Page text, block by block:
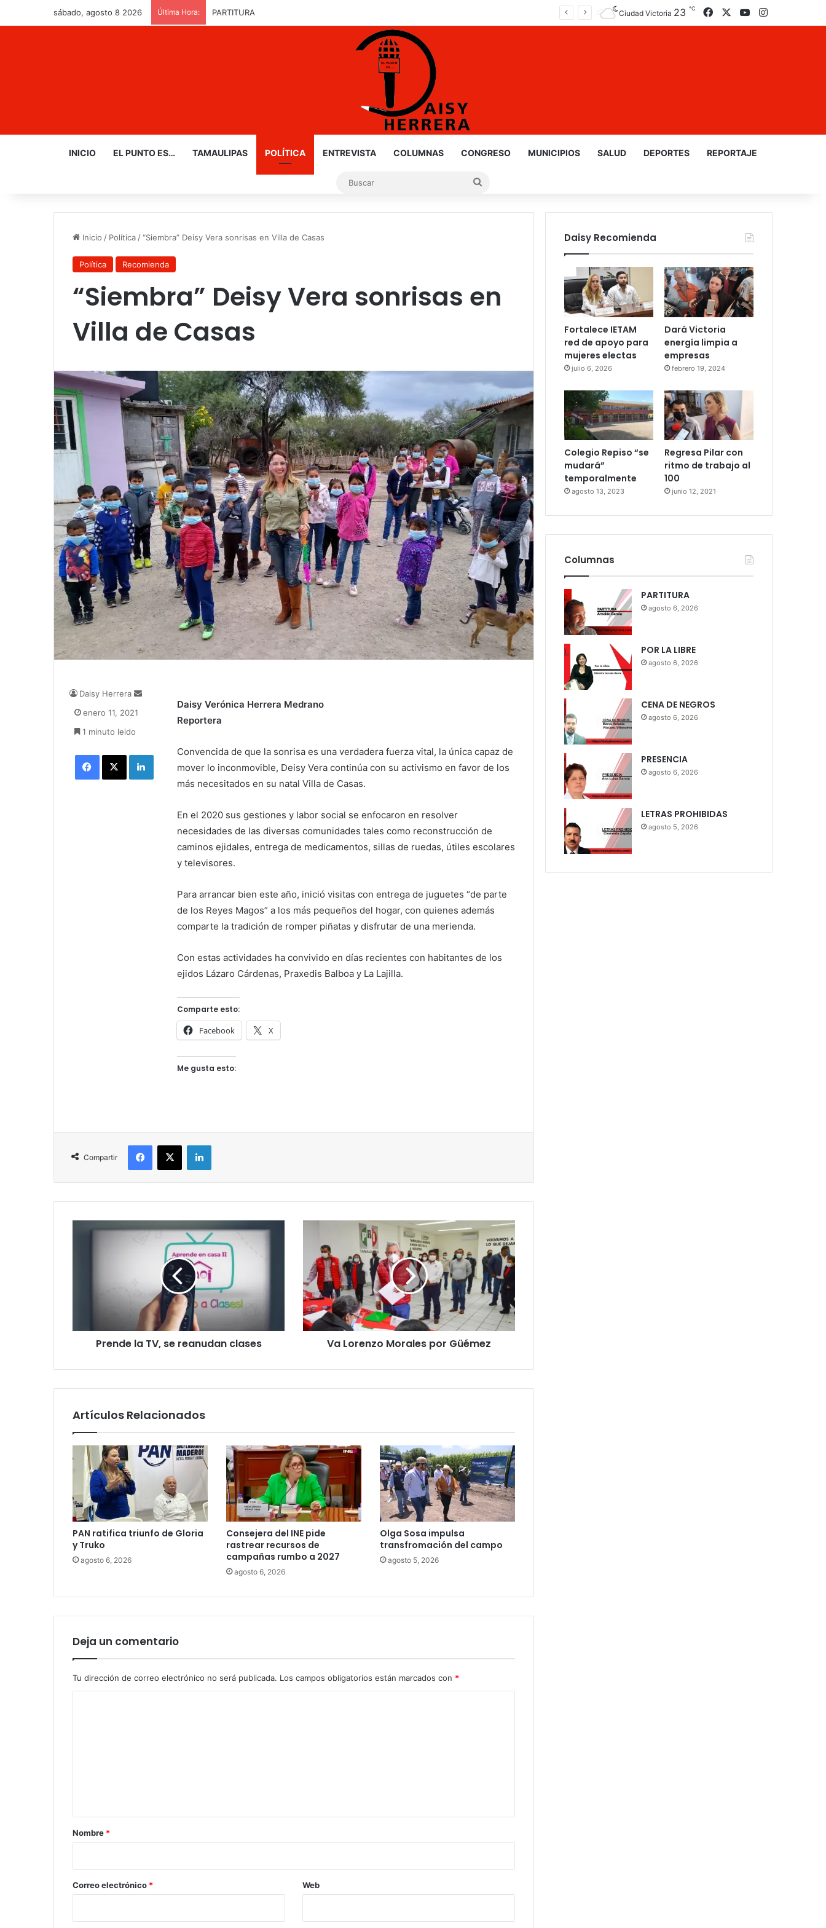
sábado, agosto 8 2026 Última Hora: PARTITURA Ciudad Victoria 23 ℃ Facebook YouTube
INICIO EL PUNTO ES… TAMAULIPAS POLÍTICA ENTREVISTA COLUMNAS CONGRESO MUNICIPIOS SALUD DEPORTES REPORTAJE
Inicio / Política /“Siembra” Deisy Vera sonrisas en Villa de Casas
Política Recomienda
“Siembra” Deisy Vera sonrisas en
Villa de Casas
Daisy Verónica Herrera Medrano
Reportera
Convencida de que la sonrisa es una verdadera fuerza vital, la única capaz de
mover lo inconmovible, Deisy Vera continúa con su activismo en favor de los
más necesitados en su natal Villa de Casas.
En el 2020 sus gestiones y labor social se enfocaron en resolver
necesidades de las diversas comunidades tales como reconstrucción de
caminos ejidales, entrega de medicamentos, sillas de ruedas, útiles escolares
y televisores.
Para arrancar bien este año, inició visitas con entrega de juguetes “de parte
de los Reyes Magos” a los más pequeños del hogar, con quienes además
comparte la tradición de romper piñatas y disfrutar de una merienda.
Con estas actividades ha convivido en días recientes con habitantes de los
ejidos Lázaro Cárdenas, Praxedis Balboa y La Lajilla.
Comparte esto:
Facebook X
Me gusta esto:
Daisy Herrera
n
e
enero 11, 2021
1 minuto leido
Facebook X LinkedIn
Compartir
Prende la TV, se reanudan clases Va Lorenzo Morales por Güémez
Artículos Relacionados
PAN ratifica triunfo de Gloria
y Truko
agosto 6, 2026
Consejera del INE pide
rastrear recursos de
campañas rumbo a 2027
agosto 6, 2026
Olga Sosa impulsa
transfromación del campo
agosto 5, 2026
Deja un comentario
Tu dirección de correo electrónico no será publicada. Los campos obligatorios están marcados con *
r
*
Nombre *
Correo electrónico * Web
Daisy Recomienda
Fortalece IETAM
red de apoyo para
mujeres electas
julio 6, 2026
Dará Victoria
energía limpia a
empresas
febrero 19, 2024
Colegio Repiso “se
mudará”
temporalmente
agosto 13, 2023
Regresa Pilar con
ritmo de trabajo al
100
junio 12, 2021
Columnas
PARTITURA
agosto 6, 2026
POR LA LIBRE
agosto 6, 2026
CENA DE NEGROS
agosto 6, 2026
PRESENCIA
agosto 6, 2026
LETRAS PROHIBIDAS
agosto 5, 2026